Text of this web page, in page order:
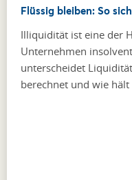
Flüssig bleiben: So
Illiquidität ist eine der
Unternehmen
unterscheidet
berechnet und wie